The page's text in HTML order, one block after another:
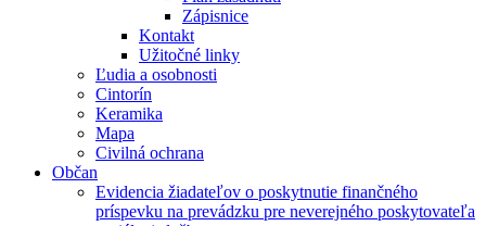
Zápisnice
Kontakt
Užitočné linky
Ľudia a osobnosti
Cintorín
Keramika
Mapa
Civilná ochrana
Občan
Evidencia žiadateľov o poskytnutie finančného
príspevku na prevádzku pre neverejného poskytovateľa